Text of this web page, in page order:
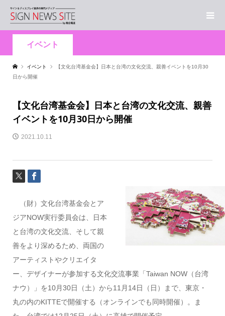
イベント
イベント
【文化台湾基金会】日本と台湾の文化交流、親善イベントを10月30
日から開催
【文化台湾基金会】日本と台湾の文化交流、親善
イベントを10月30日から開催
2021.10.11
（財）文化台湾基金会とア
ジアNOW実行委員会は、日本
と台湾の文化交流、そして親
善をより深めるため、両国の
アーティストやクリエイタ
ー、デザイナーが参加する文化交流事業「Taiwan NOW（台湾
ナウ）」を10月30日（土）から11月14日（日）まで、東京・
丸の内のKITTEで開催する（オンラインでも同時開催）。ま